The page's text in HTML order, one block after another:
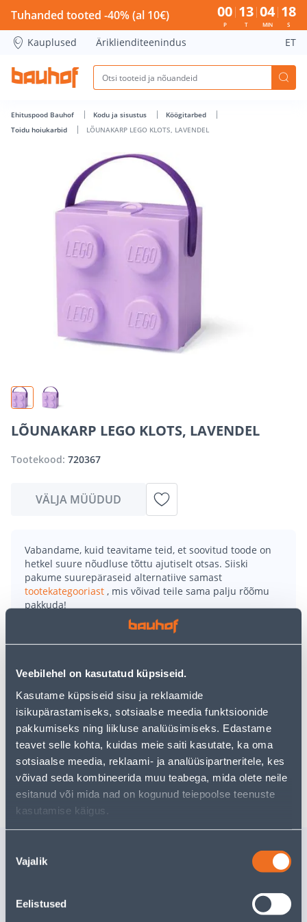
Veebilehel on kasutatud küpsiseid.
Kasutame küpsiseid sisu ja reklaamide
isikupärastamiseks, sotsiaalse meedia funktsioonide
pakkumiseks ning liikluse analüüsimiseks. Edastame
teavet selle kohta, kuidas meie saiti kasutate, ka oma
sotsiaalse meedia, reklaami- ja analüüsipartneritele, kes
võivad seda kombineerida muu teabega, mida olete neile
esitanud või mida nad on kogunud teiepoolse teenuste
kasutamise käigus.
valik
Vajalik
Eelistused
LÕUNAKARP LEGO KLOTS, LAVENDEL - Bauhof has loaded
Tuhanded tooted -40% (al 10€) 00
P
13
T
04
MIN
18
S
Kauplused Äriklienditeenindus ET
Ehituspood Bauhof Kodu ja sisustus
Köögitarbed
Toidu hoiukarbid
LÕUNAKARP LEGO KLOTS, LAVENDEL
LÕUNAKARP LEGO KLOTS, LAVENDEL
Tootekood: 720367
VÄLJA MÜÜDUD
Vabandame, kuid teavitame teid, et soovitud toode on
hetkel suure nõudluse tõttu ajutiselt otsas. Siiski
pakume suurepäraseid alternatiive samast
tootekategooriast , mis võivad teile sama palju rõõmu
pakkuda!
Teie ostlemisrõõm ei pea aga siin lõppema - oma
uurimistööd saate jätkata, naastes
kasutades meie võimsat otsingufunktsiooni, et leida
• Hoiukast, lilla.
• Mõõtmed on 16,5 x 17,3 x 11,6 cm.
• 14-päevane tagastusõigus.
Tarne pole võimalik
KULP
.66 €